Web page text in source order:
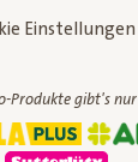
Einstellungen
Produkte gibt's